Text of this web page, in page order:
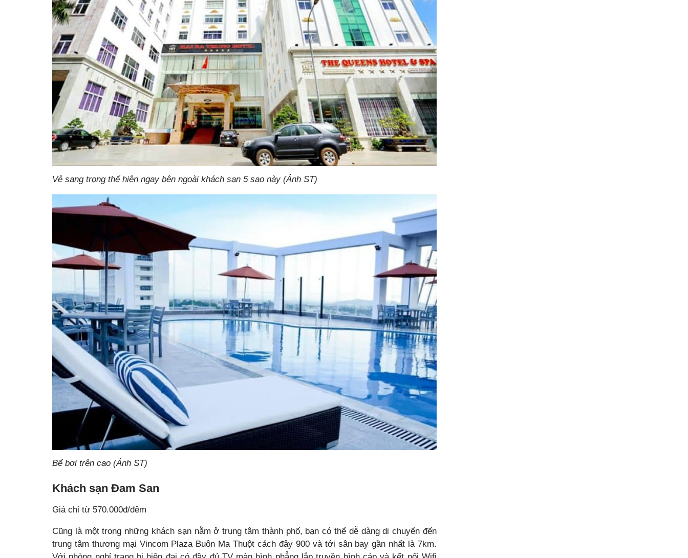
Vẻ sang trọng thể hiện ngay bên ngoài khách sạn 5 sao này (Ảnh ST)
Bể bơi trên cao (Ảnh ST)
Khách sạn Đam San
Giá chỉ từ 570.000đ/đêm
Cũng là một trong những khách sạn nằm ở trung tâm thành phố, bạn có thể dễ dàng di chuyển đến
trung tâm thương mại Vincom Plaza Buôn Ma Thuột cách đây 900 và tới sân bay gần nhất là 7km.